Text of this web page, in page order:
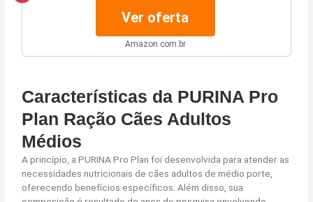
Ver oferta
Amazon.com.br
Características da PURINA Pro
Plan Ração Cães Adultos
Médios
A princípio, a PURINA Pro Plan foi desenvolvida para atender as
necessidades nutricionais de cães adultos de médio porte,
oferecendo benefícios específicos. Além disso, sua